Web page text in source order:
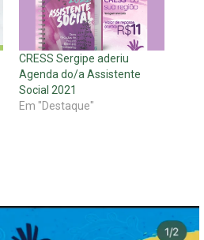
CRESS Sergipe aderiu
Agenda do/a Assistente
Social 2021
Em "Destaque"